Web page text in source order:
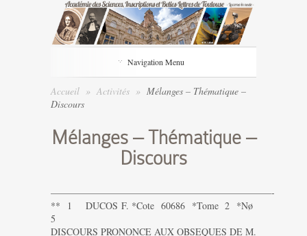
Navigation Menu
Accueil » Activités » Mélanges – Thématique –
Discours
Mélanges – Thématique –
Discours
———————————————————————-
** 1 DUCOS F. *Cote 60686 *Tome 2 *Nø
5
DISCOURS PRONONCE AUX OBSEQUES DE M.